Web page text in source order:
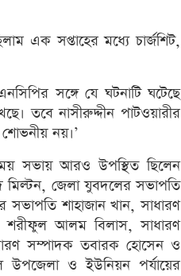
এক সপ্তাহের মধ্যে চার্জশিট,
সঙ্গে যে ঘটনাটি ঘটেছে
তবে নাসীরুদ্দীন পাটওয়ারীর
নয়।’
সভায় আরও উপস্থিত ছিলেন
জেলা যুবদলের সভাপতি
শাহাজান খান, সাধারণ
শরীফুল আলম বিলাস, সাধারণ
সম্পাদক তবারক হোসেন ও
ও ইউনিয়ন পর্যায়ের